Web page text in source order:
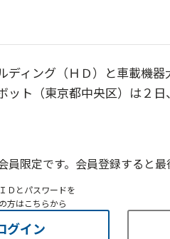
ィング（ＨＤ）と車載機
ット（東京都中央区）は２
員限定です。会員登録すると最
Ｄとパスワードを
方はこちらから
グイン